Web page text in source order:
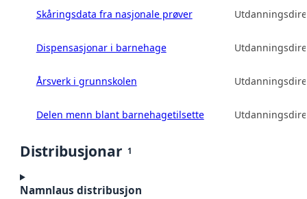
Skåringsdata fra nasjonale prøver
Dispensasjonar i barnehage
Årsverk i grunnskolen
Delen menn blant barnehagetilsette
Distribusjonar 1
Namnlaus distribusjon